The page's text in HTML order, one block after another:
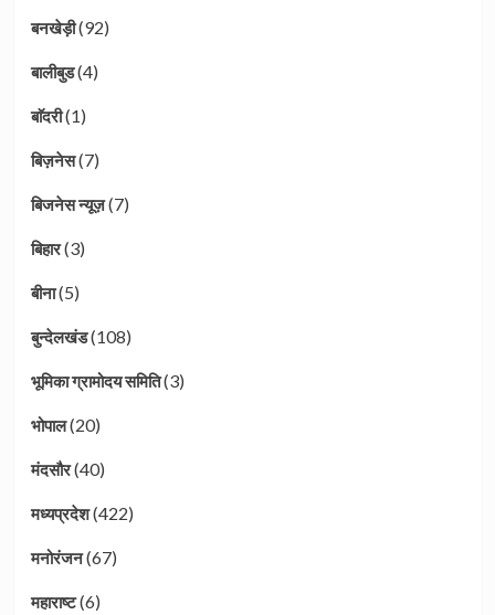
बनखेड़ी(92)
बालीबुड(4)
बाॅदरी(1)
बिज़नेस(7)
बिजनेस न्यूज़(7)
बिहार(3)
बीना(5)
बुन्देलखंड(108)
भूमिका ग्रामोदय समिति(3)
भोपाल(20)
मंदसौर(40)
मध्यप्रदेश(422)
मनोरंजन(67)
महाराष्ट(6)